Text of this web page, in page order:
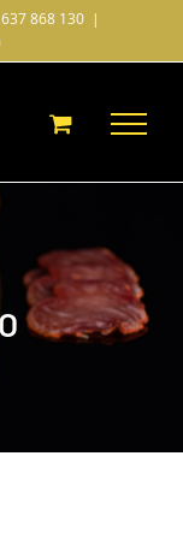
868 130 |